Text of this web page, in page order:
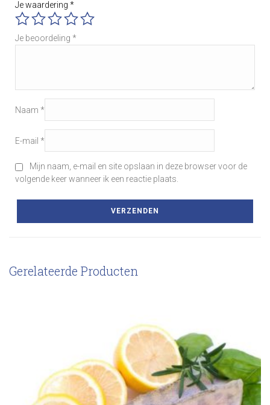
Je waardering *
Je beoordeling *
Naam *
E-mail *
Mijn naam, e-mail en site opslaan in deze browser voor de
volgende keer wanneer ik een reactie plaats.
Gerelateerde Producten